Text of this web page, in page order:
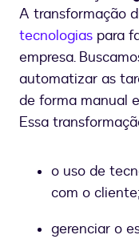
A transformação
tecnologias para
empresa.
automatizar as
de forma manual
Essa
o uso de
com o cliente;
gerenciar o